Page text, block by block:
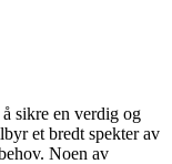
sikre en verdig og
et bredt spekter av
Noen av